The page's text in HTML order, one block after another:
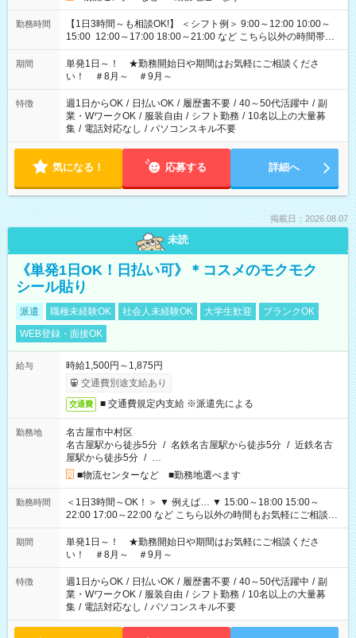
勤務時間
【1日3時間～も相談OK!】 ＜シフト例＞ 9:00～12:00 10:00～
15:00 12:00～17:00 18:00～21:00 など こちら以外の時間帯も
お気軽にご相談ください！
期間
単発1日～！ ★勤務開始日や期間はお気軽にご相談くださ
い！ ＃8月～ ＃9月～
特徴 週1日からOK / 日払いOK / 履歴書不要 / 40～50代活躍中 / 副
業・WワークOK / 服装自由 / シフト勤務 / 10名以上の大量募
集 / 電話対応なし / パソコンスキル不要
気になる！ 応募する 詳細へ
掲載日：2026.08.07
未読
《単発1日OK！日払い可》＊コスメのモクモク
シール貼り
派遣 職種未経験OK 社会人未経験OK 大学生歓迎
ブランクOK
WEB登録・面接OK
給与
時給1,500円～1,875円
交通費別途支給あり
交通費 ■ 交通費規定内支給 ※派遣先による
勤務地
名古屋市中村区
名古屋駅から徒歩5分 / 名鉄名古屋駅から徒歩5分 / 近鉄名古
屋駅から徒歩5分 / …
■物流センターなど ■勤務地選べます
勤務時間
＜1日3時間～OK！＞ ▼ 例えば… ▼ 15:00～18:00 15:00～
22:00 17:00～22:00 など こちら以外の時間もお気軽にご相談く
ださい！
期間
単発1日～！ ★勤務開始日や期間はお気軽にご相談くださ
い！ ＃8月～ ＃9月～
特徴 週1日からOK / 日払いOK / 履歴書不要 / 40～50代活躍中 / 副
業・WワークOK / 服装自由 / シフト勤務 / 10名以上の大量募
集 / 電話対応なし / パソコンスキル不要